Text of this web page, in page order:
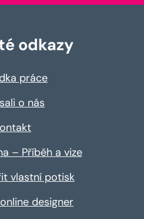
odkazy
práce
o nás
– Příběh a vize
vlastní potisk
designer